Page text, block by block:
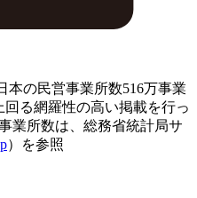
の民営事業所数516万事業
回る網羅性の高い掲載を行っ
業所数は、総務省統計局サ
）を参照